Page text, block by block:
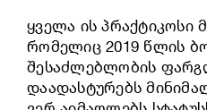
ყველა ის პრაქტიკოსი
რომელიც 2019 წლის
შესაძლებლობის
დაადასტურებს